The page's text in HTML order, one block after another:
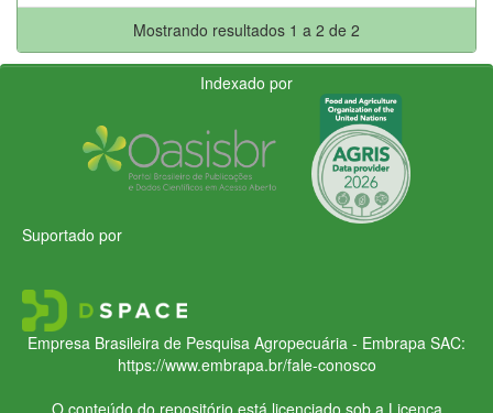
Mostrando resultados 1 a 2 de 2
Indexado por
Suportado por
Empresa Brasileira de Pesquisa Agropecuária - Embrapa SAC:
https://www.embrapa.br/fale-conosco
O conteúdo do repositório está licenciado sob a Licença